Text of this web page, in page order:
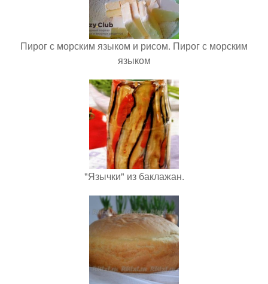
Пирог с морским языком и рисом. Пирог с морским
языком
"Язычки" из баклажан.